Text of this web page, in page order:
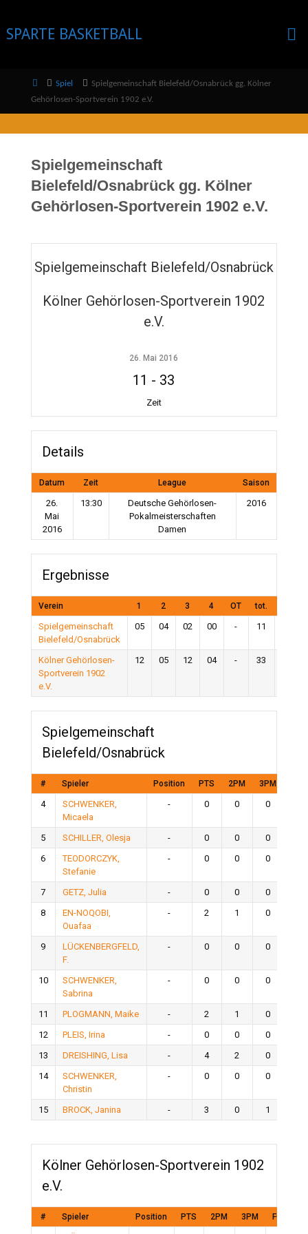
content
SPARTE BASKETBALL
HomeSpiel
Spielgemeinschaft Bielefeld/Osnabrück gg. Kölner
Gehörlosen-Sportverein 1902 e.V.
Spielgemeinschaft
Bielefeld/Osnabrück gg. Kölner
Gehörlosen-Sportverein 1902 e.V.
Spielgemeinschaft Bielefeld/Osnabrück
Kölner Gehörlosen-Sportverein 1902
e.V.
26. Mai 2016
11 - 33
Zeit
Details
Datum Zeit League Saison
26.
Mai
2016
13:30
Deutsche Gehörlosen-
Pokalmeisterschaften
Damen
2016
Ergebnisse
Verein 1 2 3 4 OT tot.
Spielgemeinschaft
Bielefeld/Osnabrück
05 04 02 00 - 11
Kölner Gehörlosen-
Sportverein 1902
e.V.
12 05 12 04 - 33
Spielgemeinschaft
Bielefeld/Osnabrück
# Spieler Position PTS 2PM 3PM
4
SCHWENKER,
Micaela
- 0 0 0
5 SCHILLER, Olesja - 0 0 0
6
TEODORCZYK,
Stefanie
- 0 0 0
7 GETZ, Julia - 0 0 0
8
EN-NOQOBI,
Ouafaa
- 2 1 0
9
LÜCKENBERGFELD,
F.
- 0 0 0
10
SCHWENKER,
Sabrina
- 0 0 0
11 PLOGMANN, Maike - 2 1 0
12
PLEIS, Irina - 0 0 0
13
DREISHING, Lisa - 4 2 0
14
SCHWENKER,
Christin
- 0 0 0
15 BROCK, Janina - 3 0 1
Kölner Gehörlosen-Sportverein 1902
e.V.
# Spieler Position PTS 2PM 3PM FGM